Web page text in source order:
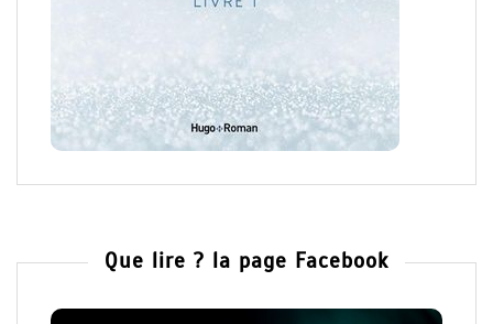
Que lire ? la page Facebook